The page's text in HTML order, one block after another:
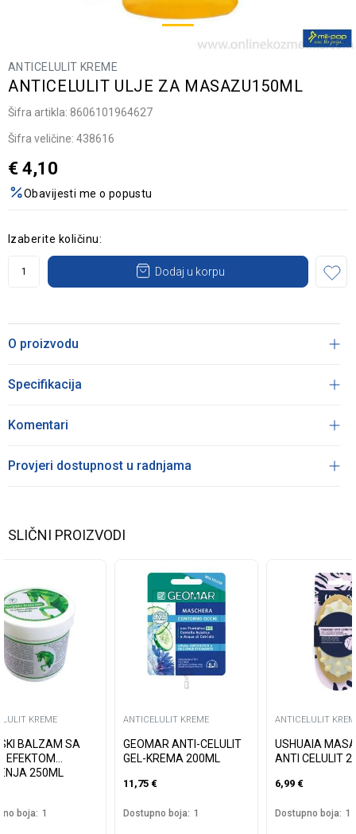
ANTICELULIT KREME
ANTICELULIT ULJE ZA MASAZU150ML
Šifra artikla: 8606101964627
Šifra veličine: 438616
€ 4,10
Obavijesti me o popustu
Izaberite količinu:
Dodaj u korpu
O proizvodu
Specifikacija
Komentari
Provjeri dostupnost u radnjama
SLIČNI PROIZVODI
KREME
BALZAM SA
EFEKTOM
250ML
boja: 1
ANTICELULIT KREME
GEOMAR ANTI-CELULIT
GEL-KREMA 200ML
11,75 €
Dostupno boja: 1
ANTICELULIT
USHUAIA
ANTI CELULIT
6,99 €
Dostupno boja: 1